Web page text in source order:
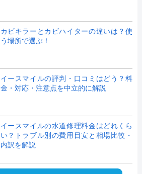
カビキラーとカビハイターの違いは？使
う場所で選ぶ！
イースマイルの評判・口コミはどう？料
金・対応・注意点を中立的に解説
イースマイルの水道修理料金はどれくら
い？トラブル別の費用目安と相場比較・
内訳を解説